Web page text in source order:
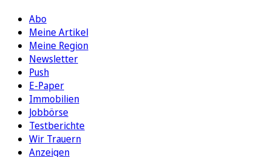
Abo
Meine Artikel
Meine Region
Newsletter
Push
E-Paper
Immobilien
Jobbörse
Testberichte
Wir Trauern
Anzeigen